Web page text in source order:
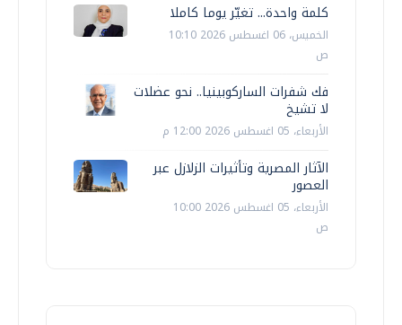
كلمة واحدة... تغيّر يوما كاملا
الخميس، 06 اغسطس 2026 10:10
ص
فك شفرات الساركوبينيا.. نحو عضلات
لا تشيخ
الأربعاء، 05 اغسطس 2026 12:00 م
الآثار المصرية وتأثيرات الزلازل عبر
العصور
الأربعاء، 05 اغسطس 2026 10:00
ص